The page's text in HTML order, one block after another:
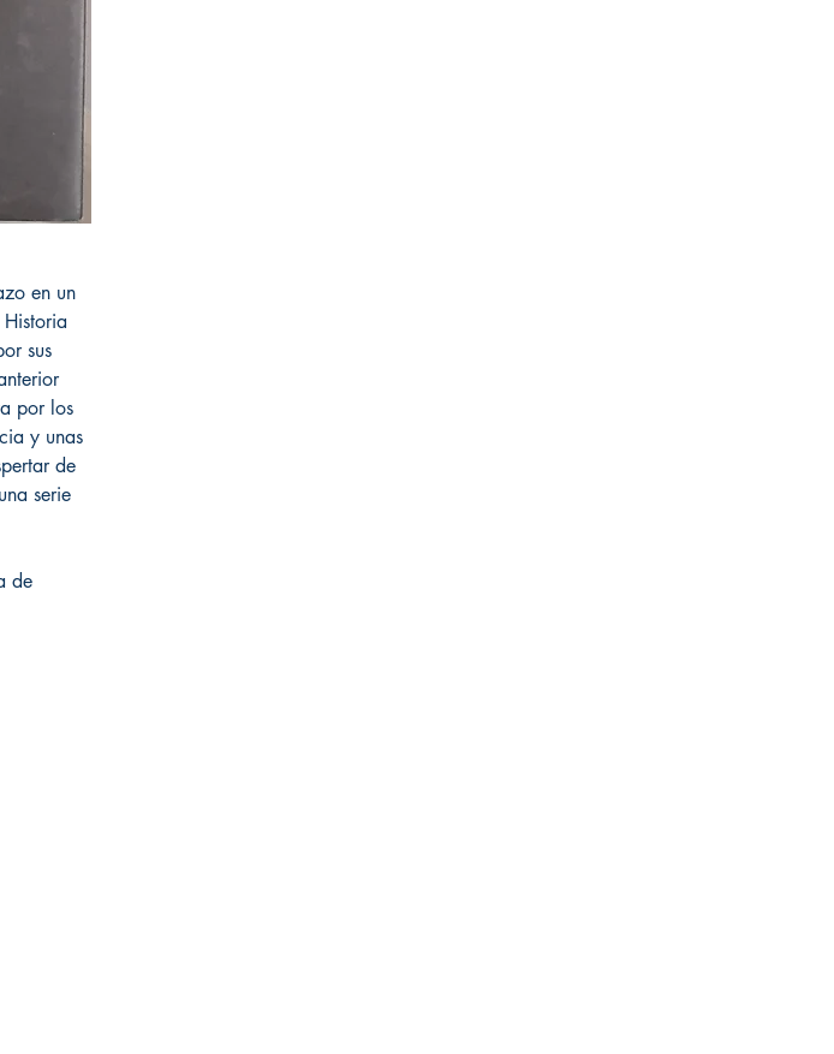
en un
sus
por los
y unas
de
serie
de